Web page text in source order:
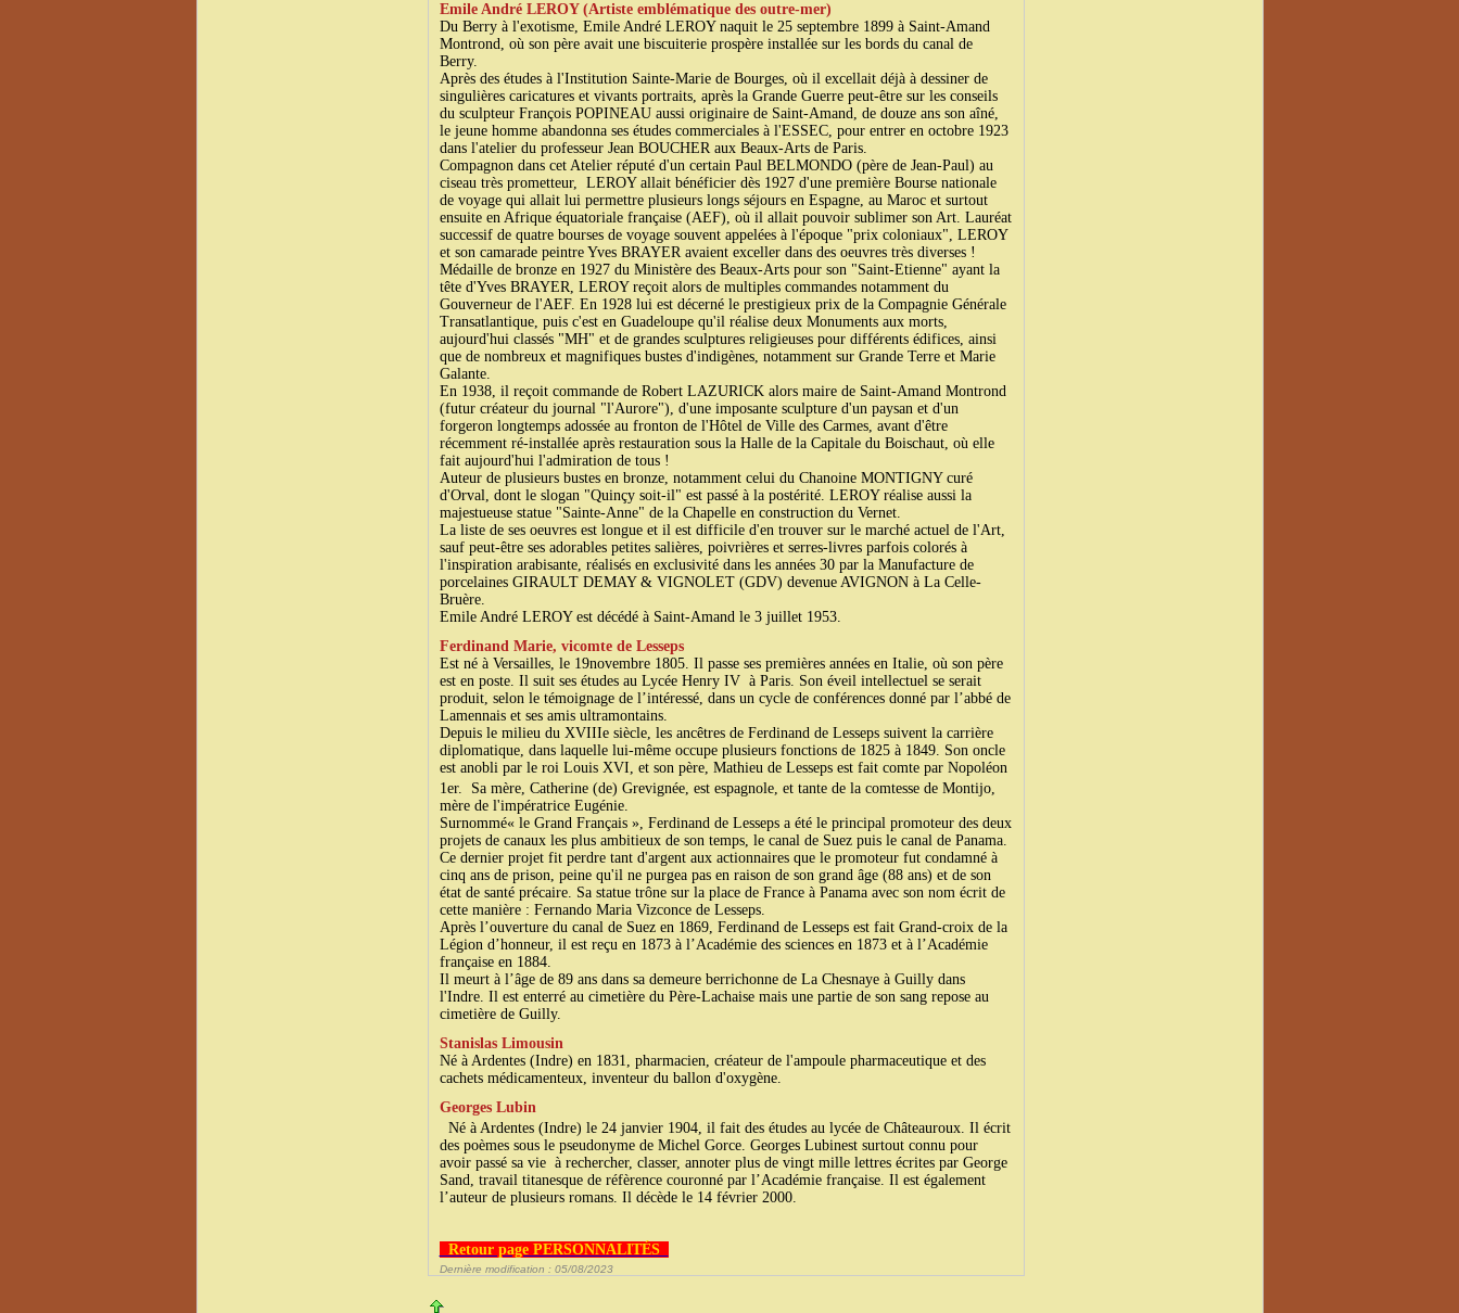
Emile André LEROY (Artiste emblématique des outre-mer)
Du Berry à l'exotisme, Emile André LEROY naquit le 25 septembre 1899 à Saint-Amand
Montrond, où son père avait une biscuiterie prospère installée sur les bords du canal de
Berry.
Après des études à l'Institution Sainte-Marie de Bourges, où il excellait déjà à dessiner de
singulières caricatures et vivants portraits, après la Grande Guerre peut-être sur les conseils
du sculpteur François POPINEAU aussi originaire de Saint-Amand, de douze ans son aîné,
le jeune homme abandonna ses études commerciales à l'ESSEC, pour entrer en octobre 1923
dans l'atelier du professeur Jean BOUCHER aux Beaux-Arts de Paris.
Compagnon dans cet Atelier réputé d'un certain Paul BELMONDO (père de Jean-Paul) au
ciseau très prometteur, LEROY allait bénéficier dès 1927 d'une première Bourse nationale
de voyage qui allait lui permettre plusieurs longs séjours en Espagne, au Maroc et surtout
ensuite en Afrique équatoriale française (AEF), où il allait pouvoir sublimer son Art. Lauréat
successif de quatre bourses de voyage souvent appelées à l'époque "prix coloniaux", LEROY
et son camarade peintre Yves BRAYER avaient exceller dans des oeuvres très diverses !
Médaille de bronze en 1927 du Ministère des Beaux-Arts pour son "Saint-Etienne" ayant la
tête d'Yves BRAYER, LEROY reçoit alors de multiples commandes notamment du
Gouverneur de l'AEF. En 1928 lui est décerné le prestigieux prix de la Compagnie Générale
Transatlantique, puis c'est en Guadeloupe qu'il réalise deux Monuments aux morts,
aujourd'hui classés "MH" et de grandes sculptures religieuses pour différents édifices, ainsi
que de nombreux et magnifiques bustes d'indigènes, notamment sur Grande Terre et Marie
Galante.
En 1938, il reçoit commande de Robert LAZURICK alors maire de Saint-Amand Montrond
(futur créateur du journal "l'Aurore"), d'une imposante sculpture d'un paysan et d'un
forgeron longtemps adossée au fronton de l'Hôtel de Ville des Carmes, avant d'être
récemment ré-installée après restauration sous la Halle de la Capitale du Boischaut, où elle
fait aujourd'hui l'admiration de tous !
Auteur de plusieurs bustes en bronze, notamment celui du Chanoine MONTIGNY curé
d'Orval, dont le slogan "Quinçy soit-il" est passé à la postérité. LEROY réalise aussi la
majestueuse statue "Sainte-Anne" de la Chapelle en construction du Vernet.
La liste de ses oeuvres est longue et il est difficile d'en trouver sur le marché actuel de l'Art,
sauf peut-être ses adorables petites salières, poivrières et serres-livres parfois colorés à
l'inspiration arabisante, réalisés en exclusivité dans les années 30 par la Manufacture de
porcelaines GIRAULT DEMAY & VIGNOLET (GDV) devenue AVIGNON à La Celle-
Bruère.
Emile André LEROY est décédé à Saint-Amand le 3 juillet 1953.
Ferdinand Marie, vicomte de Lesseps
Est né à Versailles, le 19novembre 1805. Il passe ses premières années en Italie, où son père
est en poste. Il suit ses études au Lycée Henry IV à Paris. Son éveil intellectuel se serait
produit, selon le témoignage de l’intéressé, dans un cycle de conférences donné par l’abbé de
Lamennais et ses amis ultramontains.
Depuis le milieu du XVIIIe siècle, les ancêtres de Ferdinand de Lesseps suivent la carrière
diplomatique, dans laquelle lui-même occupe plusieurs fonctions de 1825 à 1849. Son oncle
est anobli par le roi Louis XVI, et son père, Mathieu de Lesseps est fait comte par Nopoléon
1er. Sa mère, Catherine (de) Grevignée, est espagnole, et tante de la comtesse de Montijo,
mère de l'impératrice Eugénie.
Surnommé« le Grand Français », Ferdinand de Lesseps a été le principal promoteur des deux
projets de canaux les plus ambitieux de son temps, le canal de Suez puis le canal de Panama.
Ce dernier projet fit perdre tant d'argent aux actionnaires que le promoteur fut condamné à
cinq ans de prison, peine qu'il ne purgea pas en raison de son grand âge (88 ans) et de son
état de santé précaire. Sa statue trône sur la place de France à Panama avec son nom écrit de
cette manière : Fernando Maria Vizconce de Lesseps.
Après l’ouverture du canal de Suez en 1869, Ferdinand de Lesseps est fait Grand-croix de la
Légion d’honneur, il est reçu en 1873 à l’Académie des sciences en 1873 et à l’Académie
française en 1884.
Il meurt à l’âge de 89 ans dans sa demeure berrichonne de La Chesnaye à Guilly dans
l'Indre. Il est enterré au cimetière du Père-Lachaise mais une partie de son sang repose au
cimetière de Guilly.
Stanislas Limousin
Né à Ardentes (Indre) en 1831, pharmacien, créateur de l'ampoule pharmaceutique et des
cachets médicamenteux, inventeur du ballon d'oxygène.
Georges Lubin
​ Né à Ardentes (Indre) le 24 janvier 1904, il fait des études au lycée de Châteauroux. Il écrit
des poèmes sous le pseudonyme de Michel Gorce. Georges Lubinest surtout connu pour
avoir passé sa vie à rechercher, classer, annoter plus de vingt mille lettres écrites par George
Sand, travail titanesque de réfèrence couronné par l’Académie française. Il est également
l’auteur de plusieurs romans. Il décède le 14 février 2000.
Retour page PERSONNALITÉS
Dernière modification : 05/08/2023